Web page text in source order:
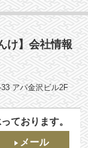
け】会社情報
アパ金沢ビル2F
ております。
メール